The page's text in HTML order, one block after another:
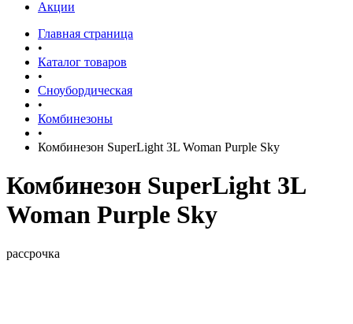
Акции
Главная страница
•
Каталог товаров
•
Сноубордическая
•
Комбинезоны
•
Комбинезон SuperLight 3L Woman Purple Sky
Комбинезон SuperLight 3L
Woman Purple Sky
рассрочка